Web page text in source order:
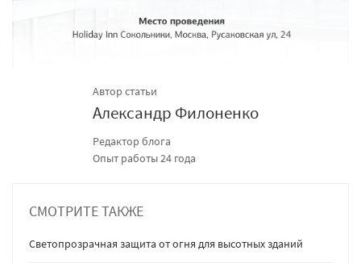
Автор статьи
Александр Филоненко
Редактор блога
Опыт работы 24 года
СМОТРИТЕ ТАКЖЕ
Светопрозрачная защита от огня для высотных зданий